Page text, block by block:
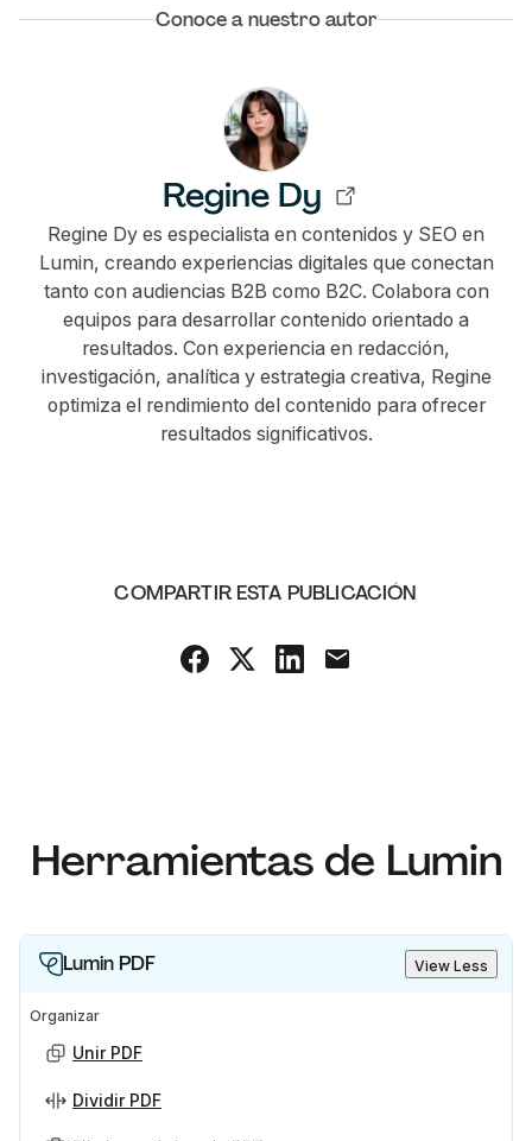
Conoce a nuestro autor
Regine Dy
Regine Dy es especialista en contenidos y SEO en
Lumin, creando experiencias digitales que conectan
tanto con audiencias B2B como B2C. Colabora con
equipos para desarrollar contenido orientado a
resultados. Con experiencia en redacción,
investigación, analítica y estrategia creativa, Regine
optimiza el rendimiento del contenido para ofrecer
resultados significativos.
COMPARTIR ESTA PUBLICACIÓN
Herramientas de Lumin
Lumin PDF View Less
Organizar
Unir PDF
Dividir PDF